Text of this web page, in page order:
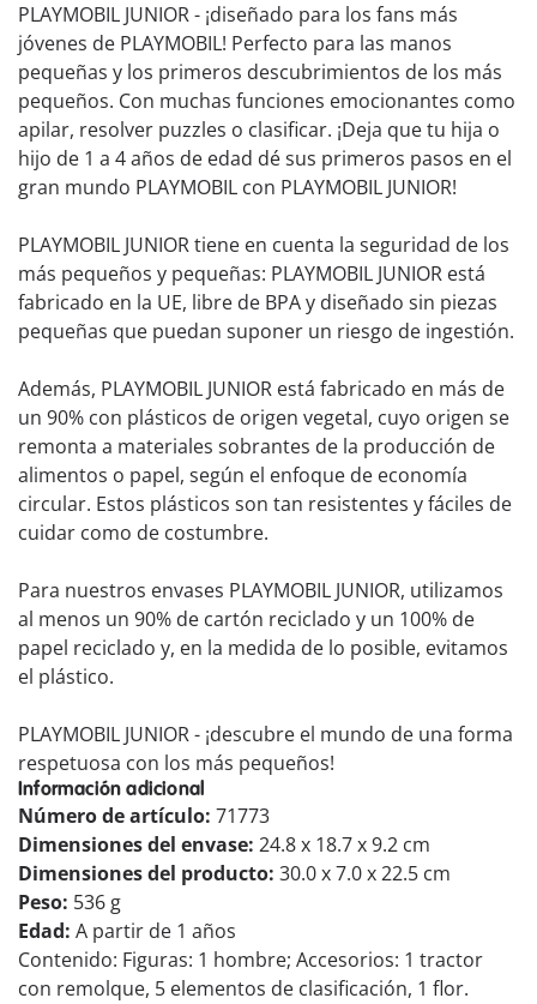
PLAYMOBIL JUNIOR - ¡diseñado para los fans más
jóvenes de PLAYMOBIL! Perfecto para las manos
pequeñas y los primeros descubrimientos de los más
pequeños. Con muchas funciones emocionantes como
apilar, resolver puzzles o clasificar. ¡Deja que tu hija o
hijo de 1 a 4 años de edad dé sus primeros pasos en el
gran mundo PLAYMOBIL con PLAYMOBIL JUNIOR!
PLAYMOBIL JUNIOR tiene en cuenta la seguridad de los
más pequeños y pequeñas: PLAYMOBIL JUNIOR está
fabricado en la UE, libre de BPA y diseñado sin piezas
pequeñas que puedan suponer un riesgo de ingestión.
Además, PLAYMOBIL JUNIOR está fabricado en más de
un 90% con plásticos de origen vegetal, cuyo origen se
remonta a materiales sobrantes de la producción de
alimentos o papel, según el enfoque de economía
circular. Estos plásticos son tan resistentes y fáciles de
cuidar como de costumbre.
Para nuestros envases PLAYMOBIL JUNIOR, utilizamos
al menos un 90% de cartón reciclado y un 100% de
papel reciclado y, en la medida de lo posible, evitamos
el plástico.
PLAYMOBIL JUNIOR - ¡descubre el mundo de una forma
respetuosa con los más pequeños!
Información adicional
Número de artículo: 71773
Dimensiones del envase: 24.8 x 18.7 x 9.2 cm
Dimensiones del producto: 30.0 x 7.0 x 22.5 cm
Peso: 536 g
Edad: A partir de 1 años
Contenido: Figuras: 1 hombre; Accesorios: 1 tractor
con remolque, 5 elementos de clasificación, 1 flor.